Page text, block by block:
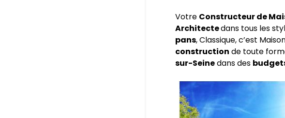
Votre Constructeur de
Architectedans tous les
pans, Classique, c’est
construction de toute
sur-Seinedans des